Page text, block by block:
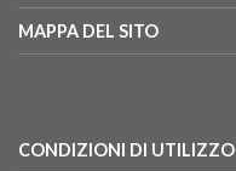
MAPPA DEL SITO
CONDIZIONI DI UTILIZZO